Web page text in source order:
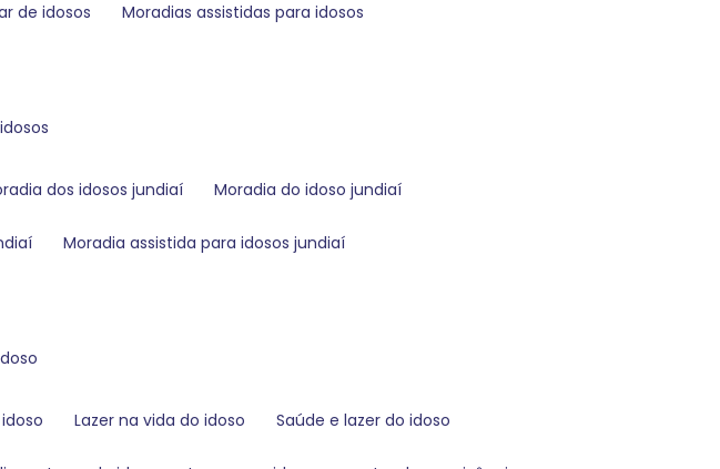
de idosos moradias assistidas para idosos
dos idosos jundiaí moradia do idoso jundiaí
moradia assistida para idosos jundiaí
lazer na vida do idoso saúde e lazer do idoso